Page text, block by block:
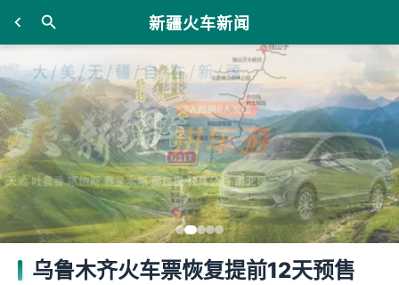
新疆火车新闻
乌鲁木齐火车票恢复提前12天预售